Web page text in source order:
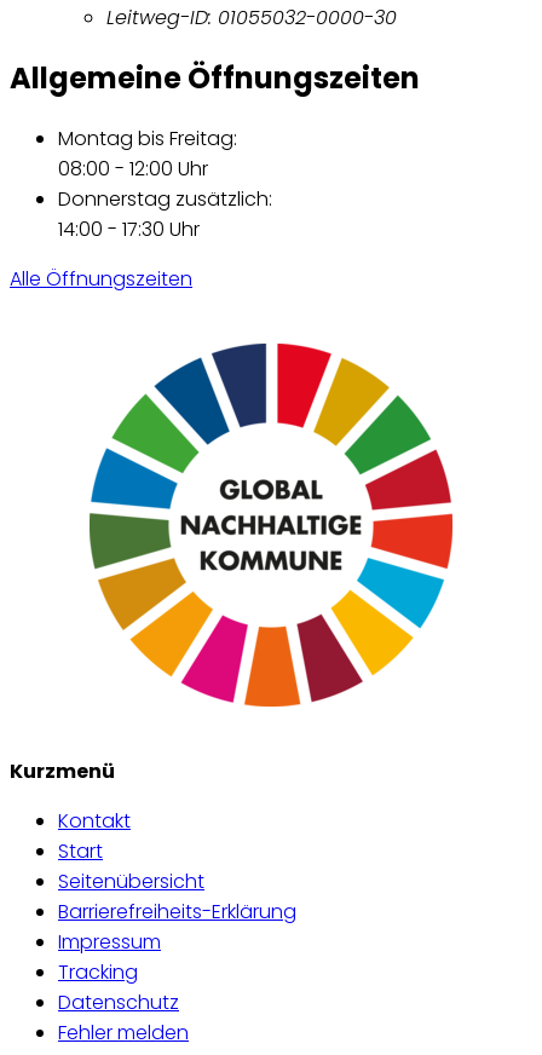
Leitweg-ID: 01055032-0000-30
Allgemeine Öffnungszeiten
Montag bis Freitag:
08:00 - 12:00 Uhr
Donnerstag zusätzlich:
14:00 - 17:30 Uhr
Alle Öffnungszeiten
Kurzmenü
Kontakt
Start
Seitenübersicht
Barrierefreiheits-Erklärung
Impressum
Tracking
Datenschutz
Fehler melden